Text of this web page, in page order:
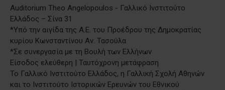
Auditorium Theo Angelopoulos - Γαλλικό Ινστιτούτο
Ελλάδος – Σίνα 31
*Υπό την αιγίδα της Α.Ε. του Προέδρου της Δημοκρατίας
κυρίου Κωνσταντίνου Αν. Τασούλα
*Σε συνεργασία με τη Βουλή των Ελλήνων
Eίσοδος ελεύθερη | Ταυτόχρονη μετάφραση
Το Γαλλικό Ινστιτούτο Ελλάδος, η Γαλλική Σχολή Αθηνών
και το Ινστιτούτο Ιστορικών Ερευνών του Εθνικού